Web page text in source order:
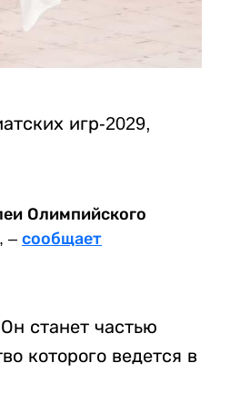
игр-2029,
Олимпийского
– сообщает
станет частью
которого ведется в